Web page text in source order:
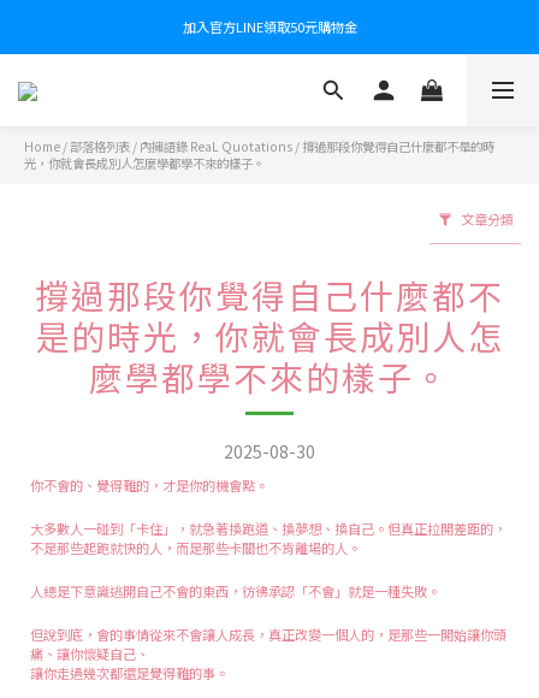
加入官方LINE領取50元購物金
Home /部落格列表 / 內擁語錄 ReaL Quotations /撐過那段你覺得自己什麼都不是的時
光，你就會長成別人怎麼學都學不來的樣子。
文章分類
撐過那段你覺得自己什麼都不
是的時光，你就會長成別人怎
麼學都學不來的樣子。
2025-08-30
你不會的、覺得難的，才是你的機會點。
大多數人一碰到「卡住」，就急著換跑道、換夢想、換自己。但真正拉開差距的，
不是那些起跑就快的人，而是那些卡關也不肯離場的人。
人總是下意識逃開自己不會的東西，彷彿承認「不會」就是一種失敗。
但說到底，會的事情從來不會讓人成長，真正改變一個人的，是那些一開始讓你頭
痛、讓你懷疑自己、
讓你走過幾次都還是覺得難的事。